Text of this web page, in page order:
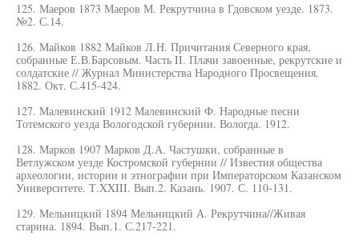
125. Маеров 1873 Маеров М. Рекрутчина в Гдовском уезде. 1873.
№2. С.14.
126. Майков 1882 Майков Л.Н. Причитания Северного края,
собранные Е.В.Барсовым. Часть II. Плачи завоенные, рекрутские и
солдатские // Журнал Министерства Народного Просвещения.
1882. Окт. С.415-424.
127. Малевинский 1912 Малевинский Ф. Народные песни
Тотемского уезда Вологодской губернии. Вологда. 1912.
128. Марков 1907 Марков Д.А. Частушки, собранные в
Ветлужском уезде Костромской губернии // Известия общества
археологии, истории и этнографии при Императорском Казанском
Университете. Т.XXIII. Вып.2. Казань. 1907. С. 110-131.
129. Мельницкий 1894 Мельницкий А. Рекрутчина//Живая
старина. 1894. Вып.1. С.217-221.